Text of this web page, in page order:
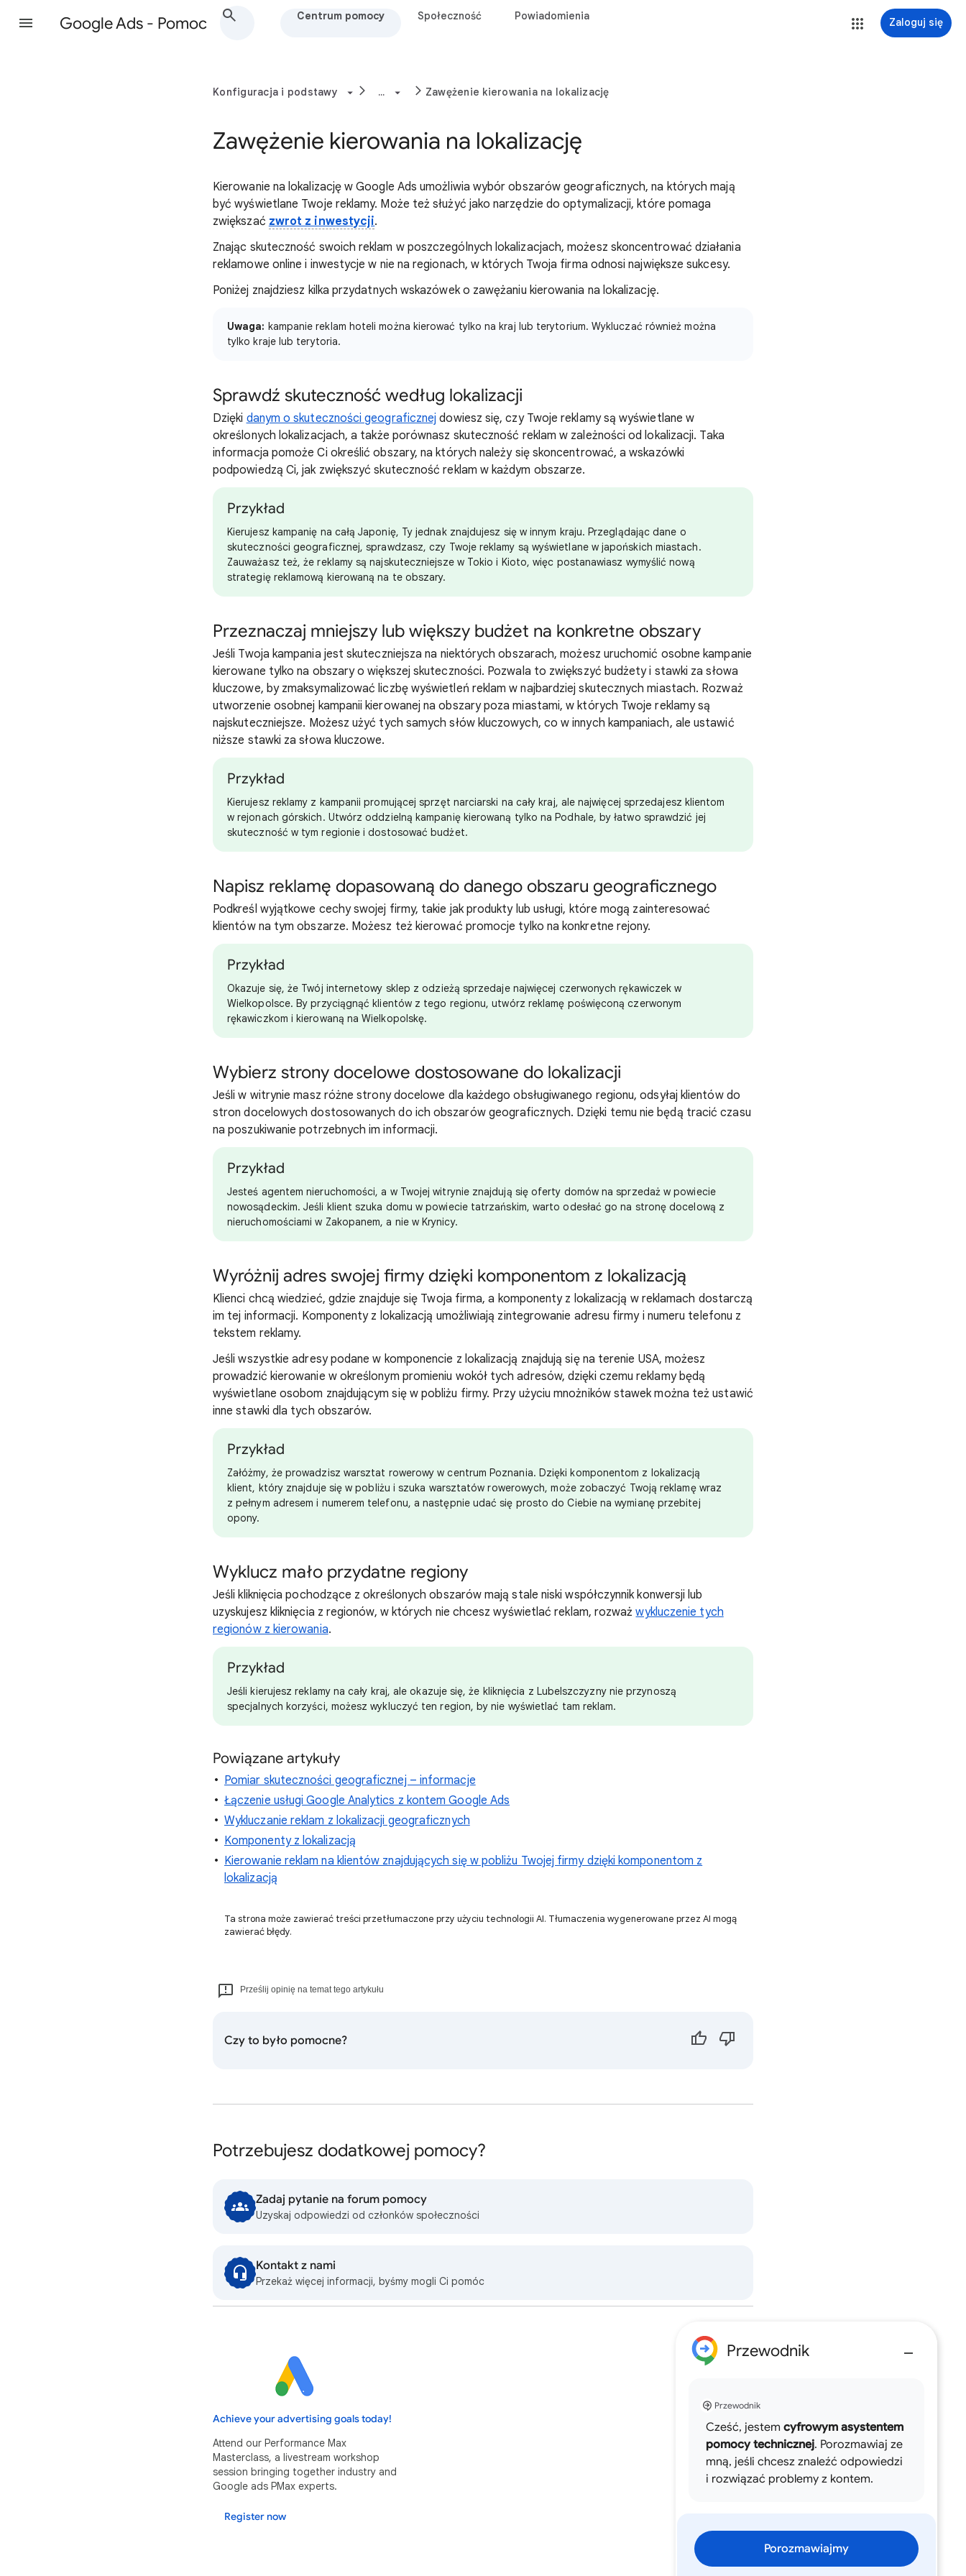
Google Ads - Pomoc Centrum pomocy Społeczność Powiadomienia Zaloguj się
Konfiguracja i podstawy ... Zawężenie kierowania na lokalizację
Zawężenie kierowania na lokalizację
Kierowanie na lokalizację w Google Ads umożliwia wybór obszarów geograficznych, na których mają
być wyświetlane Twoje reklamy. Może też służyć jako narzędzie do optymalizacji, które pomaga
zwiększać zwrot z inwestycji.
Znając skuteczność swoich reklam w poszczególnych lokalizacjach, możesz skoncentrować działania
reklamowe online i inwestycje w nie na regionach, w których Twoja firma odnosi największe sukcesy.
Poniżej znajdziesz kilka przydatnych wskazówek o zawężaniu kierowania na lokalizację.
Uwaga: kampanie reklam hoteli można kierować tylko na kraj lub terytorium. Wykluczać również można
tylko kraje lub terytoria.
Sprawdź skuteczność według lokalizacji
Dzięki danym o skuteczności geograficznej dowiesz się, czy Twoje reklamy są wyświetlane w
określonych lokalizacjach, a także porównasz skuteczność reklam w zależności od lokalizacji. Taka
informacja pomoże Ci określić obszary, na których należy się skoncentrować, a wskazówki
podpowiedzą Ci, jak zwiększyć skuteczność reklam w każdym obszarze.
Przykład
Kierujesz kampanię na całą Japonię, Ty jednak znajdujesz się w innym kraju. Przeglądając dane o
skuteczności geograficznej, sprawdzasz, czy Twoje reklamy są wyświetlane w japońskich miastach.
Zauważasz też, że reklamy są najskuteczniejsze w Tokio i Kioto, więc postanawiasz wymyślić nową
strategię reklamową kierowaną na te obszary.
Przeznaczaj mniejszy lub większy budżet na konkretne obszary
Jeśli Twoja kampania jest skuteczniejsza na niektórych obszarach, możesz uruchomić osobne kampanie
kierowane tylko na obszary o większej skuteczności. Pozwala to zwiększyć budżety i stawki za słowa
kluczowe, by zmaksymalizować liczbę wyświetleń reklam w najbardziej skutecznych miastach. Rozważ
utworzenie osobnej kampanii kierowanej na obszary poza miastami, w których Twoje reklamy są
najskuteczniejsze. Możesz użyć tych samych słów kluczowych, co w innych kampaniach, ale ustawić
niższe stawki za słowa kluczowe.
Przykład
Kierujesz reklamy z kampanii promującej sprzęt narciarski na cały kraj, ale najwięcej sprzedajesz klientom
w rejonach górskich. Utwórz oddzielną kampanię kierowaną tylko na Podhale, by łatwo sprawdzić jej
skuteczność w tym regionie i dostosować budżet.
Napisz reklamę dopasowaną do danego obszaru geograficznego
Podkreśl wyjątkowe cechy swojej firmy, takie jak produkty lub usługi, które mogą zainteresować
klientów na tym obszarze. Możesz też kierować promocje tylko na konkretne rejony.
Przykład
Okazuje się, że Twój internetowy sklep z odzieżą sprzedaje najwięcej czerwonych rękawiczek w
Wielkopolsce. By przyciągnąć klientów z tego regionu, utwórz reklamę poświęconą czerwonym
rękawiczkom i kierowaną na Wielkopolskę.
Wybierz strony docelowe dostosowane do lokalizacji
Jeśli w witrynie masz różne strony docelowe dla każdego obsługiwanego regionu, odsyłaj klientów do
stron docelowych dostosowanych do ich obszarów geograficznych. Dzięki temu nie będą tracić czasu
na poszukiwanie potrzebnych im informacji.
Przykład
Jesteś agentem nieruchomości, a w Twojej witrynie znajdują się oferty domów na sprzedaż w powiecie
nowosądeckim. Jeśli klient szuka domu w powiecie tatrzańskim, warto odesłać go na stronę docelową z
nieruchomościami w Zakopanem, a nie w Krynicy.
Wyróżnij adres swojej firmy dzięki komponentom z lokalizacją
Klienci chcą wiedzieć, gdzie znajduje się Twoja firma, a komponenty z lokalizacją w reklamach dostarczą
im tej informacji. Komponenty z lokalizacją umożliwiają zintegrowanie adresu firmy i numeru telefonu z
tekstem reklamy.
Jeśli wszystkie adresy podane w komponencie z lokalizacją znajdują się na terenie USA, możesz
prowadzić kierowanie w określonym promieniu wokół tych adresów, dzięki czemu reklamy będą
wyświetlane osobom znajdującym się w pobliżu firmy. Przy użyciu mnożników stawek można też ustawić
inne stawki dla tych obszarów.
Przykład
Załóżmy, że prowadzisz warsztat rowerowy w centrum Poznania. Dzięki komponentom z lokalizacją
klient, który znajduje się w pobliżu i szuka warsztatów rowerowych, może zobaczyć Twoją reklamę wraz
z pełnym adresem i numerem telefonu, a następnie udać się prosto do Ciebie na wymianę przebitej
opony.
Wyklucz mało przydatne regiony
Jeśli kliknięcia pochodzące z określonych obszarów mają stale niski współczynnik konwersji lub
uzyskujesz kliknięcia z regionów, w których nie chcesz wyświetlać reklam, rozważwykluczenie tych
regionów z kierowania.
Przykład
Jeśli kierujesz reklamy na cały kraj, ale okazuje się, że kliknięcia z Lubelszczyzny nie przynoszą
specjalnych korzyści, możesz wykluczyć ten region, by nie wyświetlać tam reklam.
Powiązane artykuły
Pomiar skuteczności geograficznej – informacje
Łączenie usługi Google Analytics z kontem Google Ads
Wykluczanie reklam z lokalizacji geograficznych
Komponenty z lokalizacją
Kierowanie reklam na klientów znajdujących się w pobliżu Twojej firmy dzięki komponentom z
lokalizacją
Ta strona może zawierać treści przetłumaczone przy użyciu technologii AI. Tłumaczenia wygenerowane przez AI mogą
zawierać błędy.
Prześlij opinię na temat tego artykułu
Czy to było pomocne?
Potrzebujesz dodatkowej pomocy?
Zadaj pytanie na forum pomocy
Uzyskaj odpowiedzi od członków społeczności
Kontakt z nami
Przekaż więcej informacji, byśmy mogli Ci pomóc
Achieve your advertising goals today!
Attend our Performance Max
Masterclass, a livestream workshop
session bringing together industry and
Google ads PMax experts.
Register now
Przewodnik
Przewodnik
Cześć, jestem cyfrowym asystentem
pomocy technicznej. Porozmawiaj ze
mną, jeśli chcesz znaleźć odpowiedzi
i rozwiązać problemy z kontem.
Porozmawiajmy